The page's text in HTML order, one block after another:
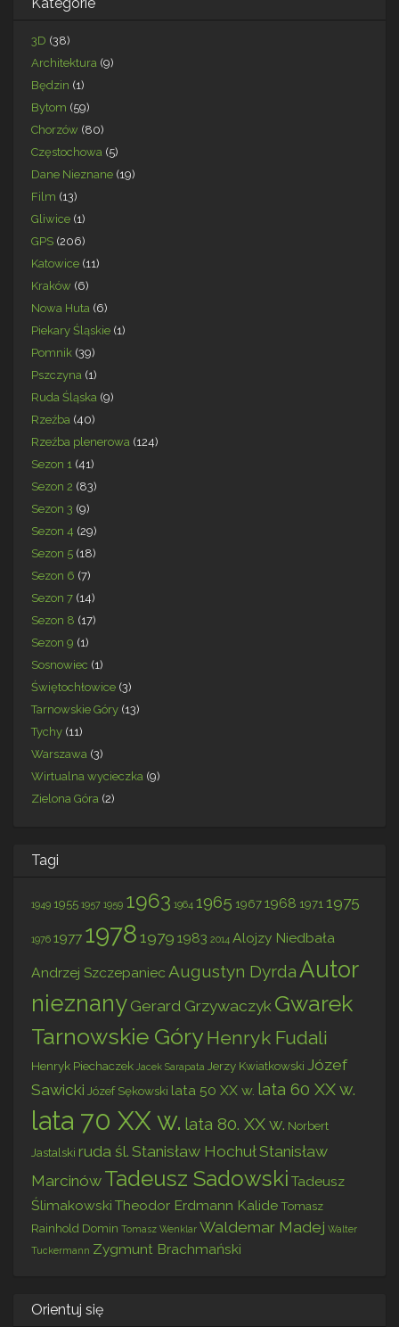
3D (38)
Architektura (9)
Będzin (1)
Bytom (59)
Chorzów (80)
Częstochowa (5)
Dane Nieznane (19)
Film (13)
Gliwice (1)
GPS (206)
Katowice (11)
Kraków (6)
Nowa Huta (6)
Piekary Śląskie (1)
Pomnik (39)
Pszczyna (1)
Ruda Śląska (9)
Rzeźba (40)
Rzeźba plenerowa (124)
Sezon 1 (41)
Sezon 2 (83)
Sezon 3 (9)
Sezon 4 (29)
Sezon 5 (18)
Sezon 6 (7)
Sezon 7 (14)
Sezon 8 (17)
Sezon 9 (1)
Sosnowiec (1)
Świętochłowice (3)
Tarnowskie Góry (13)
Tychy (11)
Warszawa (3)
Wirtualna wycieczka (9)
Zielona Góra (2)
Tagi
1949 1955 1957 1959 1963 1964 1965 19671968 1971 1975
1976 1977 1978 1979 1983 2014 Alojzy Niedbała
Andrzej Szczepaniec Augustyn Dyrda Autor
nieznany Gerard Grzywaczyk Gwarek
Tarnowskie GóryHenryk Fudali
Henryk Piechaczek Jacek Sarapata Jerzy Kwiatkowski Józef
Sawicki Józef Sękowski lata 50 XX w. lata 60 XX w.
lata 70 XX w. lata 80. XX w. Norbert
Jastalski ruda śl. Stanisław HochułStanisław
Marcinów Tadeusz Sadowski Tadeusz
Ślimakowski Theodor Erdmann KalideTomasz
Rainhold Domin Tomasz Wenklar Waldemar Madej Walter
Tuckermann Zygmunt Brachmański
Orientuj się